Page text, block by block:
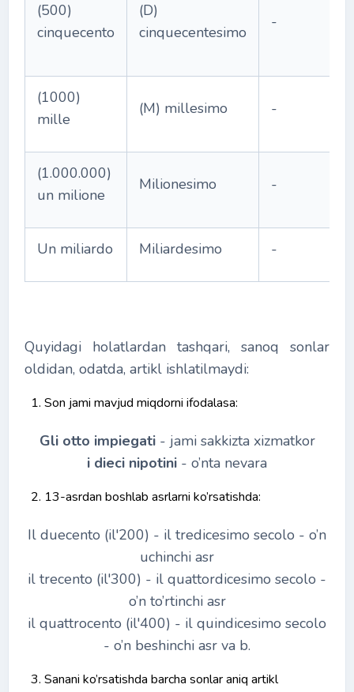
(500)
cinquecento
(D)
cinquecentesimo
-
(1000)
mille
(M) millesimo -
(1.000.000)
un milione
Milionesimo -
Un miliardo Miliardesimo -
Quyidagi holatlardan tashqari, sanoq sonlar
oldidan, odatda, artikl ishlatilmaydi:
Son jami mavjud miqdorni ifodalasa:
Gli otto impiegati- jami sakkizta xizmatkor
i dieci nipotini - o’nta nevara
13-asrdan boshlab asrlarni ko’rsatishda:
Il duecento (il'200) - il tredicesimo secolo - o’n
uchinchi asr
il trecento (il'300) - il quattordicesimo secolo -
o’n to’rtinchi asr
il quattrocento (il'400) - il quindicesimo secolo
- o’n beshinchi asr va b.
Sanani ko’rsatishda barcha sonlar aniq artikl